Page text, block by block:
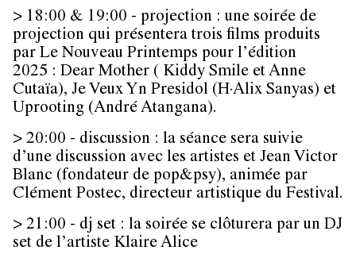
> 18:00 & 19:00 - projection : une soirée de
projection qui présentera trois films produits
par Le Nouveau Printemps pour l’édition
2025 : Dear Mother ( Kiddy Smile et Anne
Cutaïa), Je Veux Yn Presidol (H·Alix Sanyas) et
Uprooting (André Atangana).
> 20:00 - discussion : la séance sera suivie
d’une discussion avec les artistes et Jean Victor
Blanc (fondateur de pop&psy), animée par
Clément Postec, directeur artistique du Festival.
> 21:00 - dj set : la soirée se clôturera par un DJ
set de l’artiste Klaire Alice